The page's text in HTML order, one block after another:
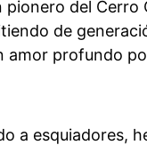
pionero del
de
amor profundo
a esquiadores,